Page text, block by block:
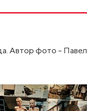
Автор фото - Павел